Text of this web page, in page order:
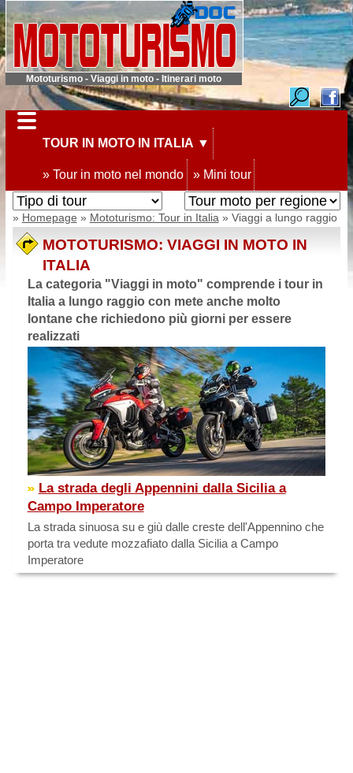
Mototurismo - Viaggi in moto - Itinerari moto
TOUR IN MOTO IN ITALIA ▼
» Tour in moto nel mondo » Mini tour
» Homepage » Mototurismo: Tour in Italia » Viaggi a lungo raggio
MOTOTURISMO: VIAGGI IN MOTO IN
ITALIA
La categoria "Viaggi in moto" comprende i tour in
Italia a lungo raggio con mete anche molto
lontane che richiedono più giorni per essere
realizzati
La strada degli Appennini dalla Sicilia a
Campo Imperatore
La strada sinuosa su e giù dalle creste dell'Appennino che
porta tra vedute mozzafiato dalla Sicilia a Campo
Imperatore